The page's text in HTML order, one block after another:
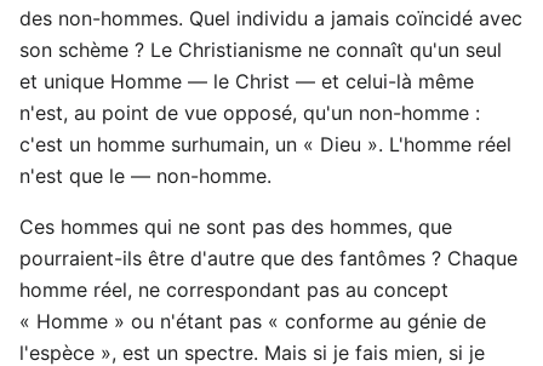
des non-hommes. Quel individu a jamais coïncidé avec
son schème ? Le Christianisme ne connaît qu'un seul
et unique Homme — le Christ — et celui-là même
n'est, au point de vue opposé, qu'un non-homme :
c'est un homme surhumain, un « Dieu ». L'homme réel
n'est que le — non-homme.
Ces hommes qui ne sont pas des hommes, que
pourraient-ils être d'autre que des fantômes ? Chaque
homme réel, ne correspondant pas au concept
« Homme » ou n'étant pas « conforme au génie de
l'espèce », est un spectre. Mais si je fais mien, si je